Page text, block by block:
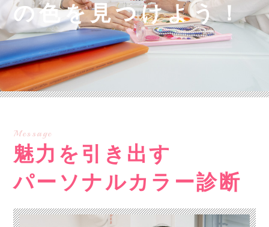
の色を見つけよう！
Message
魅力を引き出す
パーソナルカラー診断